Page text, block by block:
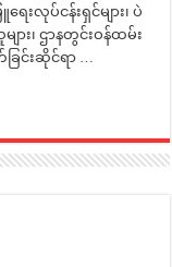
ေးလုပ်ငန်းရှင်များ၊ ပဲ
း၊ ဌာနတွင်းဝန်ထမ်း
ခြင်းဆိုင်ရာ …